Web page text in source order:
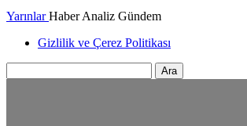
Yarınlar Haber Analiz Gündem
Gizlilik ve Çerez Politikası